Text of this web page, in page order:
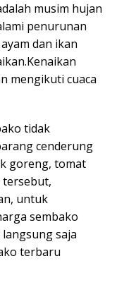
musim hujan
penurunan
dan ikan
mengikuti cuaca
tidak
cenderung
goreng, tomat
tersebut,
untuk
sembako
saja
terbaru